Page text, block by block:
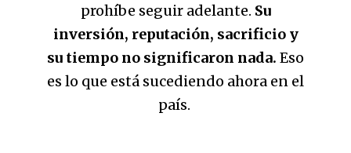
prohíbe seguir adelante. Su
inversión, reputación, sacrificio y
su tiempo no significaron nada. Eso
es lo que está sucediendo ahora en el
país.